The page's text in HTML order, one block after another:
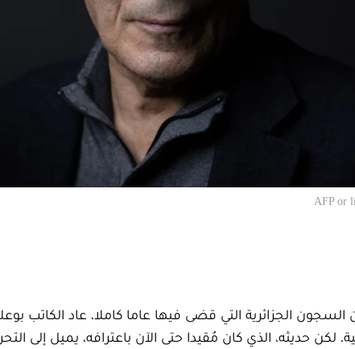
الجزائرية التي قضى فيها عاما كاملا، عاد الكاتب
حديثه، الذي كان مُقيدا حتى الآن باعترافه، يميل إلى